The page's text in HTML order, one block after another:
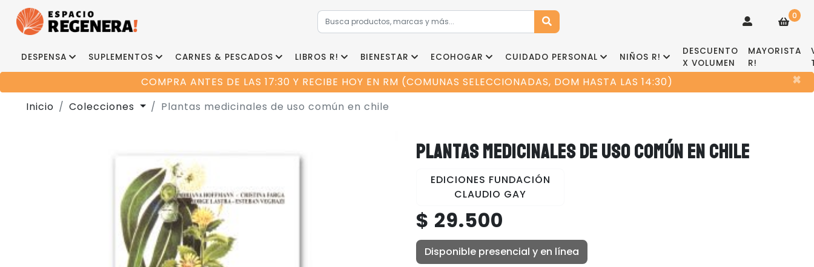
0
DESPENSA SUPLEMENTOS CARNES & PESCADOS LIBROS R! BIENESTAR ECOHOGAR CUIDADO PERSONAL NIÑOS R!
DESCUENTO
X VOLUMEN
MAYORISTA
R!
COMPRA ANTES DE LAS 17:30 Y RECIBE HOY EN RM (COMUNAS SELECCIONADAS, DOM HASTA LAS 14:30) ×
Inicio Colecciones Plantas medicinales de uso común en chile
PLANTAS MEDICINALES DE USO COMÚN EN CHILE
EDICIONES FUNDACIÓN
CLAUDIO GAY
$ 29.500
Disponible presencial y en línea